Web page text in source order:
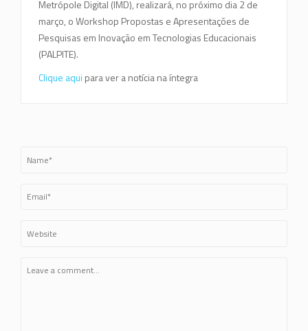
Metrópole Digital (IMD), realizará, no próximo dia 2 de
março, o Workshop Propostas e Apresentações de
Pesquisas em Inovação em Tecnologias Educacionais
(PALPITE).
Clique aqui para ver a notícia na íntegra